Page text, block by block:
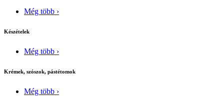
Még több ›
Készételek
Még több ›
Krémek, szószok, pástétomok
Még több ›